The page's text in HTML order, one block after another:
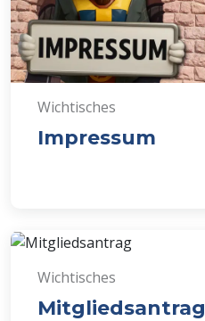
Wichtisches
Impressum
Wichtisches
Mitgliedsantrag